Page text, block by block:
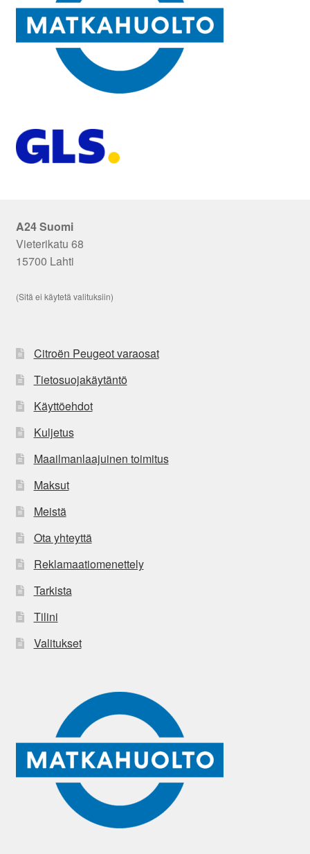
A24 Suomi
Vieterikatu 68
15700 Lahti
(Sitä ei käytetä valituksiin)
Citroën Peugeot varaosat
Tietosuojakäytäntö
Käyttöehdot
Kuljetus
Maailmanlaajuinen toimitus
Maksut
Meistä
Ota yhteyttä
Reklamaatiomenettely
Tarkista
Tilini
Valitukset